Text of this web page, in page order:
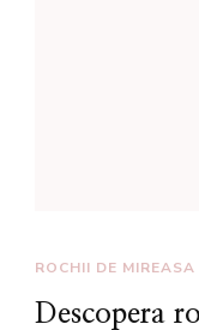
ROCHII DE MIREASA
Descopera